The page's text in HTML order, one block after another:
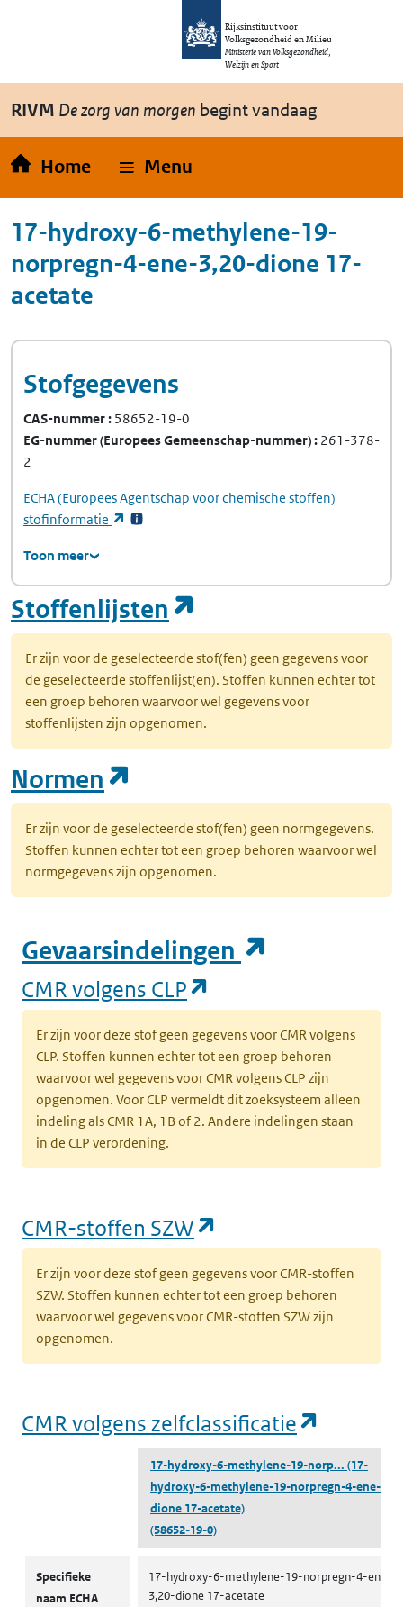
Overslaan en naar de inhoud gaan
Rijksinstituut voor
Volksgezondheid en Milieu
Ministerie van Volksgezondheid,
Welzijn en Sport
RIVM De zorg van morgen begint vandaag
Home Menu
17-hydroxy-6-methylene-19-
norpregn-4-ene-3,20-dione 17-
acetate
Stofgegevens
CAS-nummer 58652-19-0
EG-nummer(Europees Gemeenschap-nummer) 261-378-
2
ECHA(Europees Agentschap voor chemische stoffen)
stofinformatie
(opent in een nieuw tabblad)
Toon meer
Stoffenlijsten
Er zijn voor de geselecteerde stof(fen) geen gegevens voor
de geselecteerde stoffenlijst(en). Stoffen kunnen echter tot
een groep behoren waarvoor wel gegevens voor
stoffenlijsten zijn opgenomen.
Normen
Er zijn voor de geselecteerde stof(fen) geen normgegevens.
Stoffen kunnen echter tot een groep behoren waarvoor wel
normgegevens zijn opgenomen.
Gevaarsindelingen
CMR volgens CLP
Er zijn voor deze stof geen gegevens voor CMR volgens
CLP. Stoffen kunnen echter tot een groep behoren
waarvoor wel gegevens voor CMR volgens CLP zijn
opgenomen. Voor CLP vermeldt dit zoeksysteem alleen
indeling als CMR 1A, 1B of 2. Andere indelingen staan
in de CLP verordening.
CMR-stoffen SZW
Er zijn voor deze stof geen gegevens voor CMR-stoffen
SZW. Stoffen kunnen echter tot een groep behoren
waarvoor wel gegevens voor CMR-stoffen SZW zijn
opgenomen.
CMR volgens zelfclassificatie
17-hydroxy-6-methylene-19-norp... (17-
hydroxy-6-methylene-19-norpregn-4-ene-
dione 17-acetate)
(58652-19-0)
Specifieke
naam ECHA
17-hydroxy-6-methylene-19-norpregn-4-ene-
3,20-dione 17-acetate